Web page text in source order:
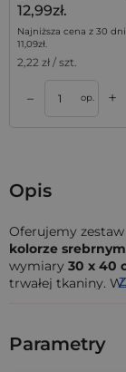
12,99zł.
Najniższa cena z 30
11,09zł.
2,22 zł / szt.
– op. +
Opis
Oferujemy
kolorze srebrnym
wymiary 30 x 40
trwałej tkaniny.
eleganckiego
Parametry